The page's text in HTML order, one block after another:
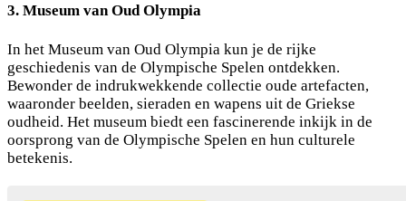
3. Museum van Oud Olympia
In het Museum van Oud Olympia kun je de rijke
geschiedenis van de Olympische Spelen ontdekken.
Bewonder de indrukwekkende collectie oude artefacten,
waaronder beelden, sieraden en wapens uit de Griekse
oudheid. Het museum biedt een fascinerende inkijk in de
oorsprong van de Olympische Spelen en hun culturele
betekenis.